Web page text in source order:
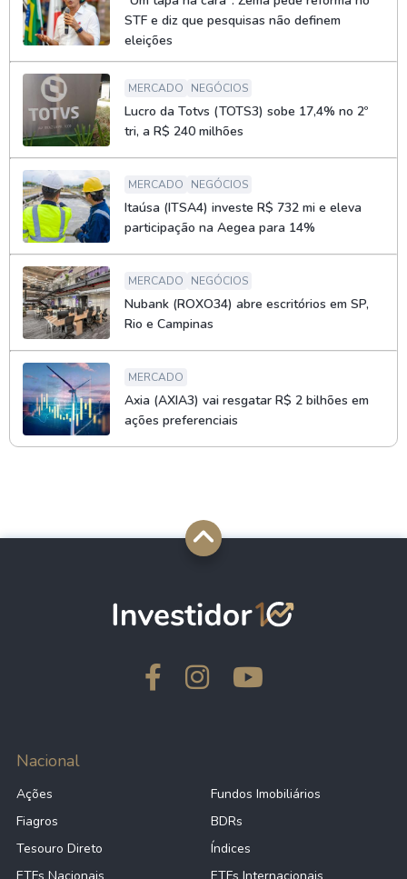
STF e diz que pesquisas não definem
eleições
MERCADO NEGÓCIOS
Lucro da Totvs (TOTS3) sobe 17,4% no 2º
tri, a R$ 240 milhões
MERCADO NEGÓCIOS
Itaúsa (ITSA4) investe R$ 732 mi e eleva
participação na Aegea para 14%
MERCADO NEGÓCIOS
Nubank (ROXO34) abre escritórios em SP,
Rio e Campinas
MERCADO
Axia (AXIA3) vai resgatar R$ 2 bilhões em
ações preferenciais
Nacional
Ações
Fundos Imobiliários
Fiagros
BDRs
Tesouro Direto
Índices